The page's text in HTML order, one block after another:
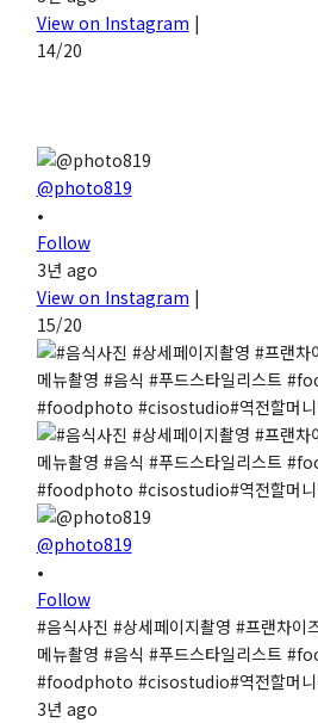
View on Instagram |
14/20
@photo819
•
Follow
3년 ago
View on Instagram |
15/20
@photo819
•
Follow
#음식사진 #상세페이지촬영 #프랜차이
메뉴촬영 #음식 #푸드스타일리스트
#foodphoto #cisostudio#역전할머니
3년 ago